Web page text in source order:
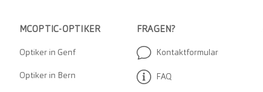
MCOPTIC-OPTIKER
Optiker in Genf
Optiker in Bern
FRAGEN?
Kontaktformular
FAQ